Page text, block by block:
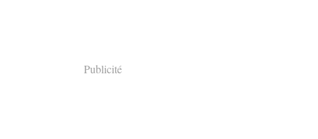
Publicité